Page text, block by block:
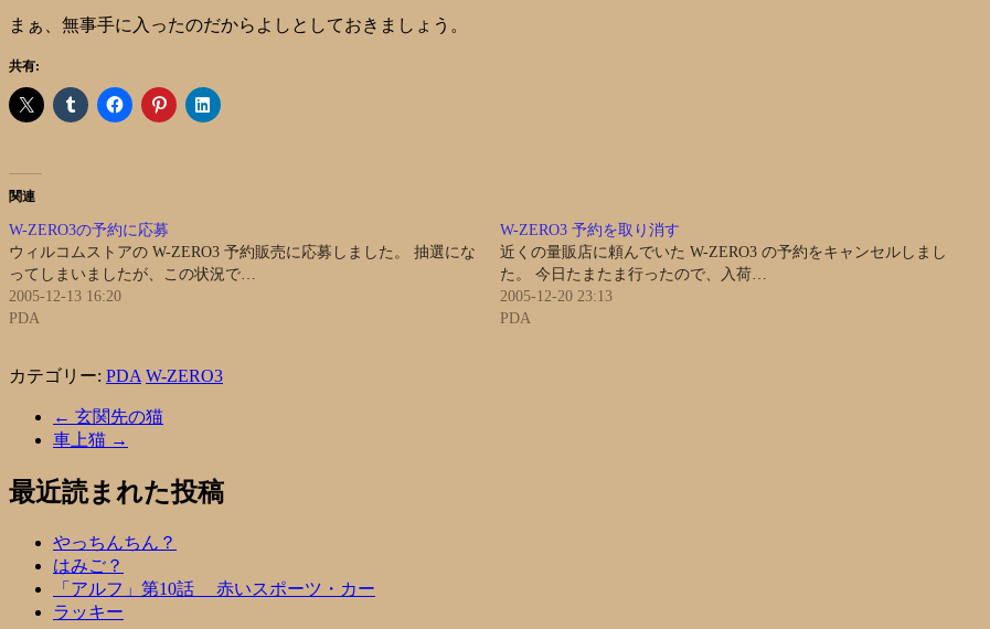
まぁ、無事手に入ったのだからよしとしておきましょう。
共有:
関連
W-ZERO3の予約に応募
ウィルコムストアの W-ZERO3 予約販売に応募しました。 抽選にな
ってしまいましたが、この状況で…
2005-12-13 16:20
PDA
W-ZERO3 予約を取り消す
近くの量販店に頼んでいた W-ZERO3 の予約をキャンセルしまし
た。 今日たまたま行ったので、入荷…
2005-12-20 23:13
PDA
カテゴリー: PDA W-ZERO3
← 玄関先の猫
車上猫 →
最近読まれた投稿
やっちんちん？
はみご？
「アルフ」第10話 赤いスポーツ・カー
ラッキー